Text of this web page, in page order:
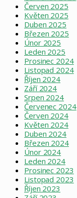
Červen 2025
Květen 2025
Duben 2025
Březen 2025
Únor 2025
Leden 2025
Prosinec 2024
Listopad 2024
Říjen 2024
Září 2024
Srpen 2024
Červenec 2024
Červen 2024
Květen 2024
Duben 2024
Březen 2024
Únor 2024
Leden 2024
Prosinec 2023
Listopad 2023
Říjen 2023